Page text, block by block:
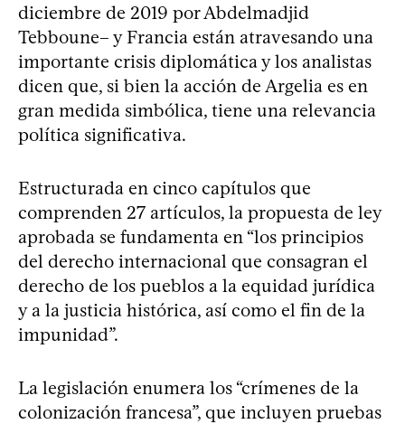
diciembre de 2019 por Abdelmadjid
Tebboune– y Francia están atravesando una
importante crisis diplomática y los analistas
dicen que, si bien la acción de Argelia es en
gran medida simbólica, tiene una relevancia
política significativa.
Estructurada en cinco capítulos que
comprenden 27 artículos, la propuesta de ley
aprobada se fundamenta en “los principios
del derecho internacional que consagran el
derecho de los pueblos a la equidad jurídica
y a la justicia histórica, así como el fin de la
impunidad”.
La legislación enumera los “crímenes de la
colonización francesa”, que incluyen pruebas